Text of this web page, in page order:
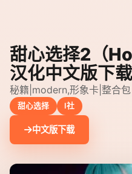
甜心选择2（
汉化中文版下载
秘籍|modern,形象卡|整合包
甜心选择 I社
中文版下载